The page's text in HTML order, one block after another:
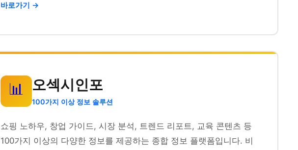
바로가기 →
📊 오섹시인포
100가지 이상 정보 솔루션
쇼핑 노하우, 창업 가이드, 시장 분석, 트렌드 리포트, 교육 콘텐츠 등
100가지 이상의 다양한 정보를 제공하는 종합 정보 플랫폼입니다. 비